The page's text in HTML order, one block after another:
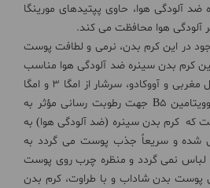
آلودگی هوا، حاوی پپتیدهای مورینگا
آلودگی هوا محافظت می کند.
در این کرم بدن، نرمی و لطافت پوست
کرم بدن سینره ضد آلودگی هوا مناسب
انواع پوست، حاوی روغن گل مغربی و آووکادو، سرشار از امگا 3 و امگا
6 و دارای ژل آلوئه ورا و پروویتامین B5 جهت رطوبت رسانی مؤثر به
که کرم بدن سینره (ضد آلودگی هوا) به
شده و سریعاً جذب پوست می گردد به
نمی گردد و منظره چرب روی پوست
پوست بدن شاداب و با طراوت، کرم بدن